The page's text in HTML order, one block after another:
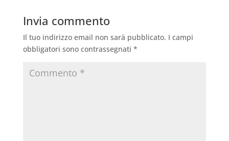
Invia commento
Il tuo indirizzo email non sarà pubblicato. I campi
obbligatori sono contrassegnati *